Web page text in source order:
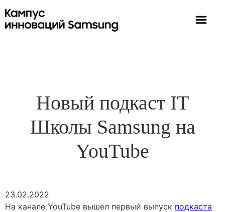
Новый подкаст IT
Школы Samsung на
YouTube
23.02.2022
На канале YouTube вышел первый выпуск подкаста